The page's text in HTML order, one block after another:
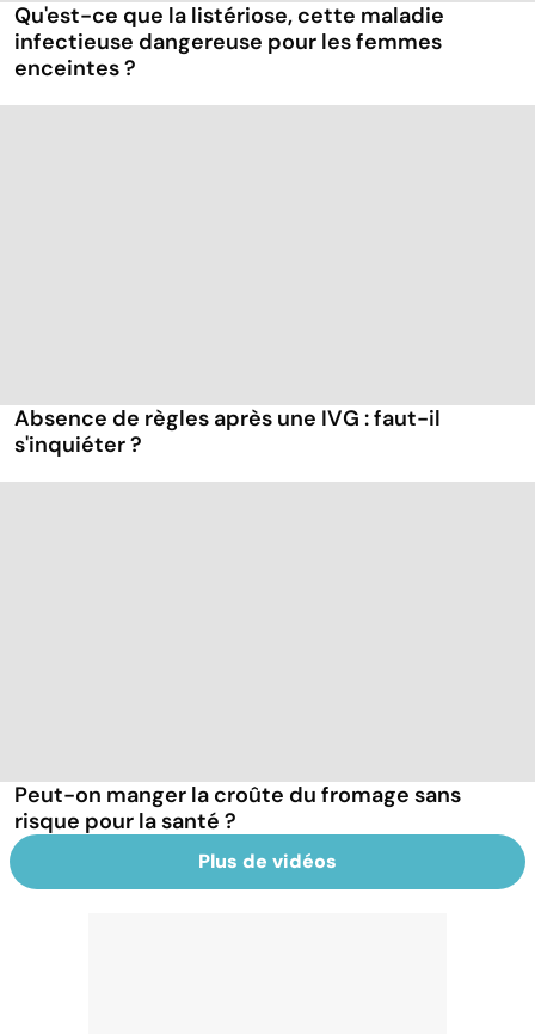
Qu'est-ce que la listériose, cette maladie
infectieuse dangereuse pour les femmes
enceintes ?
Absence de règles après une IVG : faut-il
s'inquiéter ?
Peut-on manger la croûte du fromage sans
risque pour la santé ?
Plus de vidéos